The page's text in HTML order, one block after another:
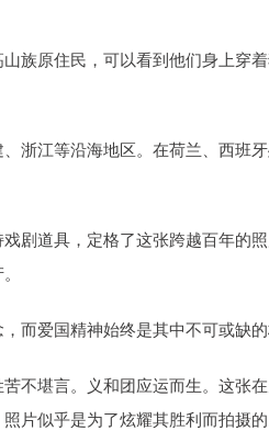
族原住民，可以看到他们身上穿
浙江等沿海地区。在荷兰、西班
剧道具，定格了这张跨越百年的
而爱国精神始终是其中不可或缺的
不堪言。义和团应运而生。这张
片似乎是为了炫耀其胜利而拍摄的